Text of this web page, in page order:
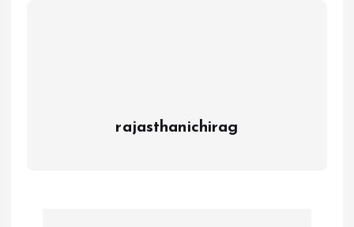
rajasthanichirag